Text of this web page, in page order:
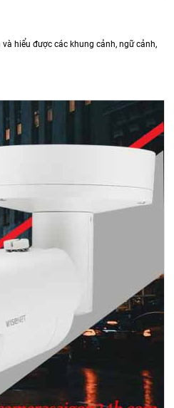
hiểu được các khung cảnh, ngữ cảnh,